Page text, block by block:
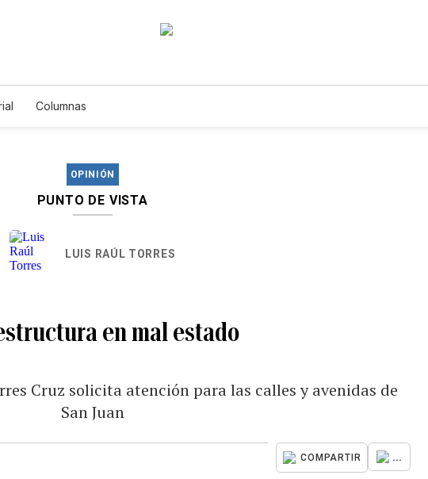
Columnas
OPINIÓN
PUNTO DE VISTA
LUIS RAÚL TORRES
en mal estado
Cruz solicita atención para las calles y avenidas de
San Juan
COMPARTIR ...